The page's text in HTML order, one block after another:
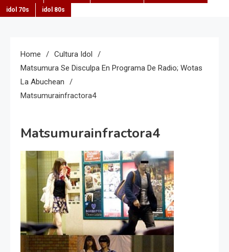
idol 70s
idol 80s
Home
Cultura Idol
Matsumura Se Disculpa En Programa De Radio; Wotas
La Abuchean
Matsumurainfractora4
Matsumurainfractora4